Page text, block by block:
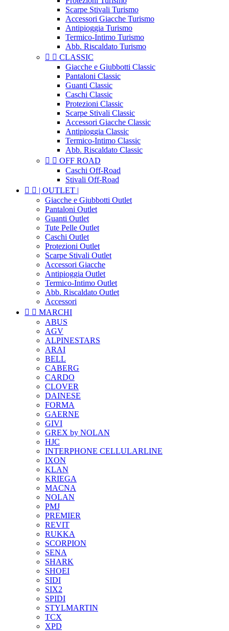
Scarpe Stivali Turismo
Accessori Giacche Turismo
Antipioggia Turismo
Termico-Intimo Turismo
Abb. Riscaldato Turismo
  CLASSIC
Giacche e Giubbotti Classic
Pantaloni Classic
Guanti Classic
Caschi Classic
Protezioni Classic
Scarpe Stivali Classic
Accessori Giacche Classic
Antipioggia Classic
Termico-Intimo Classic
Abb. Riscaldato Classic
  OFF ROAD
Caschi Off-Road
Stivali Off-Road
  | OUTLET |
Giacche e Giubbotti Outlet
Pantaloni Outlet
Guanti Outlet
Tute Pelle Outlet
Caschi Outlet
Protezioni Outlet
Scarpe Stivali Outlet
Accessori Giacche
Antipioggia Outlet
Termico-Intimo Outlet
Abb. Riscaldato Outlet
Accessori
  MARCHI
ABUS
AGV
ALPINESTARS
ARAI
BELL
CABERG
CARDO
CLOVER
DAINESE
FORMA
GAERNE
GIVI
GREX by NOLAN
HJC
INTERPHONE CELLULARLINE
IXON
KLAN
KRIEGA
MACNA
NOLAN
PMJ
PREMIER
REVIT
RUKKA
SCORPION
SENA
SHARK
SHOEI
SIDI
SIX2
SPIDI
STYLMARTIN
TCX
XPD